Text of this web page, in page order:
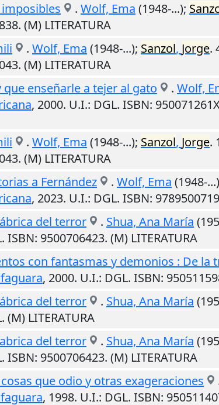
imposibles
. Wolf, Ema (1948-...);
(M) LITERATURA
. Wolf, Ema (1948-...); Sanzol, Jorge.
(M) LITERATURA
que enseñarle a tejer al gato
. Wolf,
, 2000. U.I.: DGL. ISBN:
. Wolf, Ema (1948-...); Sanzol, Jorge.
(M) LITERATURA
a Fernández
. Wolf, Ema (1948-
, 2023. U.I.: DGL. ISBN:
del terror
. Shua, Ana María
ISBN: 9500706423. (M) LITERATURA
con fantasmas y demonios : De la
, 2000. U.I.: DGL. ISBN:
del terror
. Shua, Ana María
(M) LITERATURA
del terror
. Shua, Ana María
ISBN: 9500706423. (M) LITERATURA
cosas que odio y otras exageraciones
, 1998. U.I.: DGL. ISBN: